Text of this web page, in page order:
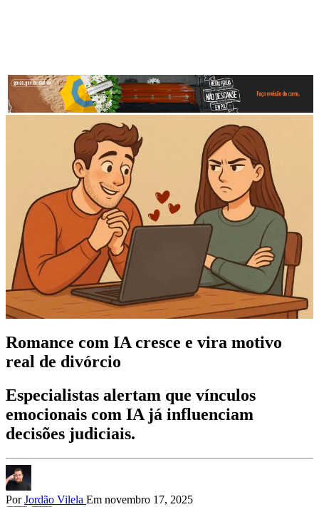
Romance com IA cresce e vira motivo
real de divórcio
Especialistas alertam que vínculos
emocionais com IA já influenciam
decisões judiciais.
PorJordão Vilela Em novembro 17, 2025